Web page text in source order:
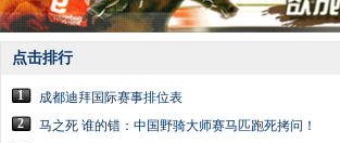
点击排行
1
成都迪拜国际赛事排位表
2
马之死 谁的错：中国野骑大师赛马匹跑死拷问！